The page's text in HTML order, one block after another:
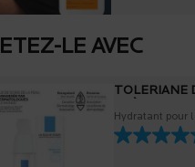
LE AVEC
TOLERIANE
Hydratant pour
réparateur pour